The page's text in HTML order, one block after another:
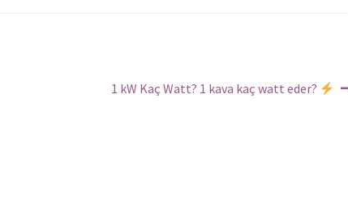
Sonraki
1 kW Kaç Watt? 1 kava kaç watt eder?